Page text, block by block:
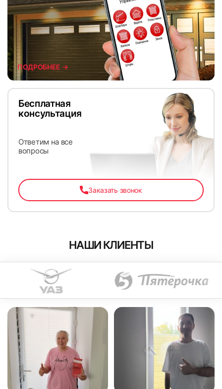
ПОДРОБНЕЕ →
Бесплатная
консультация
Ответим на все
вопросы
Заказать звонок
НАШИ КЛИЕНТЫ